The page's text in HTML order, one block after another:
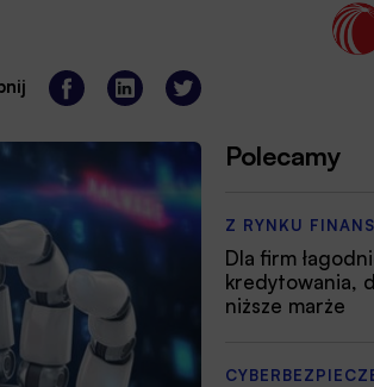
Polecamy
Z RYNKU
Dla firm
kredytowania,
niższe marże